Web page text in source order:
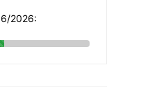
2026: